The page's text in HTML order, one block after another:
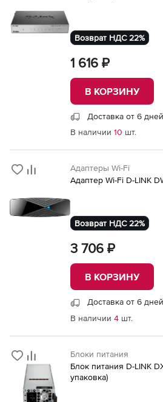
Возврат НДС 22%
1 616 ₽
В КОРЗИНУ
Доставка от 6 дней
В наличии 10 шт.
Адаптеры Wi-Fi
Адаптер Wi-Fi D-LINK
Возврат НДС 22%
3 706 ₽
В КОРЗИНУ
Доставка от 6 дней
В наличии 4 шт.
Блоки питания
Блок питания D-LINK
упаковка)